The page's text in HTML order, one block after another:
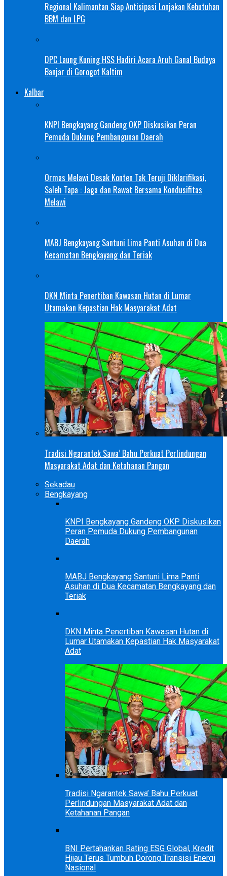
Regional Kalimantan Siap Antisipasi Lonjakan Kebutuhan
BBM dan LPG
DPC Laung Kuning HSS Hadiri Acara Aruh Ganal Budaya
Banjar di Gorogot Kaltim
Kalbar
KNPI Bengkayang Gandeng OKP Diskusikan Peran
Pemuda Dukung Pembangunan Daerah
Ormas Melawi Desak Konten Tak Teruji Diklarifikasi,
Saleh Tapa : Jaga dan Rawat Bersama Kondusifitas
Melawi
MABJ Bengkayang Santuni Lima Panti Asuhan di Dua
Kecamatan Bengkayang dan Teriak
DKN Minta Penertiban Kawasan Hutan di Lumar
Utamakan Kepastian Hak Masyarakat Adat
Tradisi Ngarantek Sawa’ Bahu Perkuat Perlindungan
Masyarakat Adat dan Ketahanan Pangan
Sekadau
Bengkayang
KNPI Bengkayang Gandeng OKP Diskusikan
Peran Pemuda Dukung Pembangunan
Daerah
MABJ Bengkayang Santuni Lima Panti
Asuhan di Dua Kecamatan Bengkayang dan
Teriak
DKN Minta Penertiban Kawasan Hutan di
Lumar Utamakan Kepastian Hak Masyarakat
Adat
Tradisi Ngarantek Sawa’ Bahu Perkuat
Perlindungan Masyarakat Adat dan
Ketahanan Pangan
BNI Pertahankan Rating ESG Global, Kredit
Hijau Terus Tumbuh Dorong Transisi Energi
Nasional